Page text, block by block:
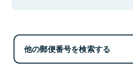
他の郵便番号を検索する